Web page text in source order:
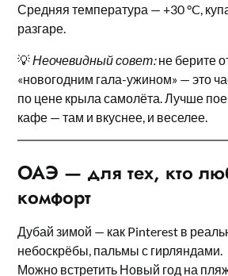
Средняя температура — +30 °C,
разгаре.
💡Неочевидный совет:не берите
«новогодним гала-ужином» — это
по цене крыла самолёта. Лучше
кафе — там и вкуснее, и веселее.
ОАЭ — для тех, кто
комфорт
Дубай зимой — как Pinterest в
небоскрёбы, пальмы с гирляндами.
Можно встретить Новый год на